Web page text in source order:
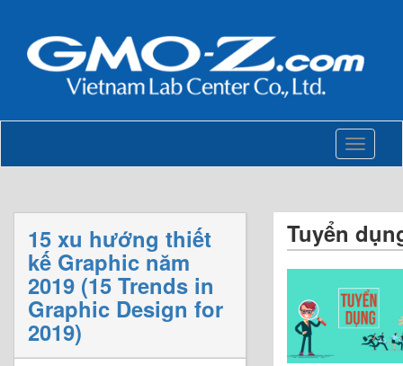
Toggle
15 xu hướng thiết
kế Graphic năm
2019 (15 Trends in
Graphic Design for
2019)
Tuyển